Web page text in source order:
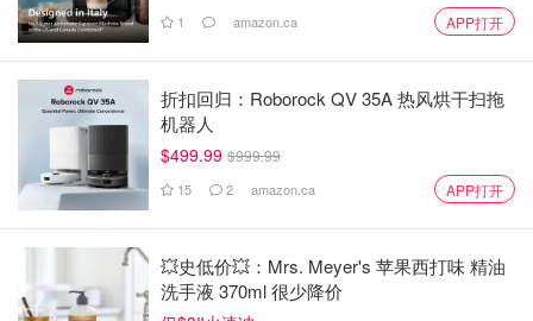
1 amazon.ca APP打开
折扣回归：Roborock QV 35A 热风烘干扫拖
机器人
$499.99 $999.99
15 2 amazon.ca APP打开
💥史低价💥：Mrs. Meyer's 苹果西打味 精油
洗手液 370ml 很少降价